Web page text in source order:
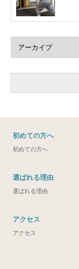
初めての方へ
初めての方へ
選ばれる理由
選ばれる理由
アクセス
アクセス